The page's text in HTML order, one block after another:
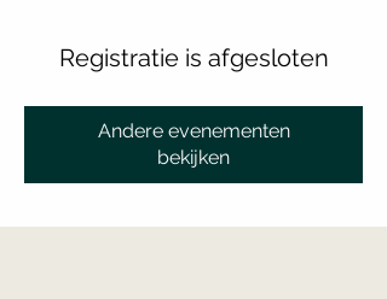
Registratie is afgesloten
Andere evenementen
bekijken